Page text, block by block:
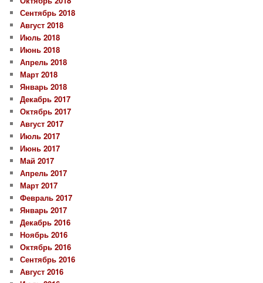
Сентябрь 2018
Август 2018
Июль 2018
Июнь 2018
Апрель 2018
Март 2018
Январь 2018
Декабрь 2017
Октябрь 2017
Август 2017
Июль 2017
Июнь 2017
Май 2017
Апрель 2017
Март 2017
Февраль 2017
Январь 2017
Декабрь 2016
Ноябрь 2016
Октябрь 2016
Сентябрь 2016
Август 2016